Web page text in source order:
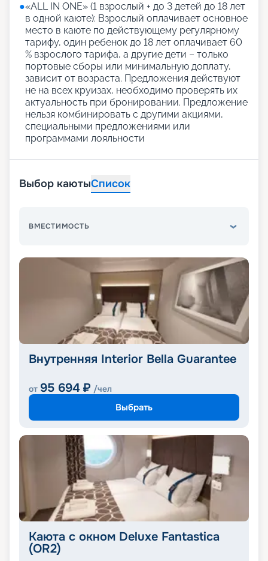
●«АLL IN ONE» (1 взрослый + до 3 детей до 18 лет
в одной каюте): Взрослый оплачивает основное
место в каюте по действующему регулярному
тарифу, один ребенок до 18 лет оплачивает 60
% взрослого тарифа, а другие дети – только
портовые сборы или минимальную доплату,
зависит от возраста. Предложения действуют
не на всех круизах, необходимо проверять их
актуальность при бронировании. Предложение
нельзя комбинировать с другими акциями,
специальными предложениями или
программами лояльности
Выбор каютыСписок
ВМЕСТИМОСТЬ
Внутренняя Interior Bella Guarantee
от 95 694 ₽ /чел
Выбрать
Каюта с окном Deluxe Fantastica
(OR2)